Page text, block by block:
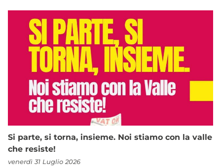
Si parte, si torna, insieme. Noi stiamo con la valle
che resiste!
venerdì 31 Luglio 2026